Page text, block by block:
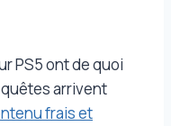
PS5 ont de quoi
arrivent
frais et